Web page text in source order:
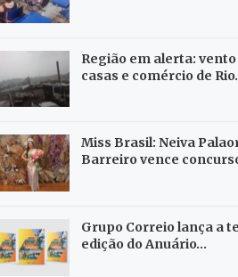
Região em alerta:
casas e comércio de
Miss Brasil: Neiva
Barreiro vence
Grupo Correio lança a
edição do Anuário…